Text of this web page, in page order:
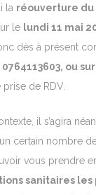
la réouverture du
le lundi 11 mai
dès à présent
0764113603, ou
de RDV.
il s’agira
certain nombre
vous prendre
sanitaires les